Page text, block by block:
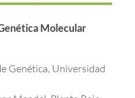
Molecular
Genética, Universidad